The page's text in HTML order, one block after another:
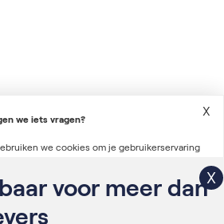
we iets vragen?
we cookies om je gebruikerservaring
te personaliseren. We gebruiken ook cookies
voor het personaliseren van content en het
onze advertenties via derde partijen.
X
voor meer dan